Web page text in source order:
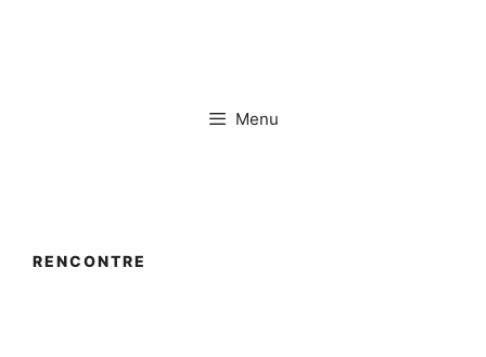
Menu
RENCONTRE